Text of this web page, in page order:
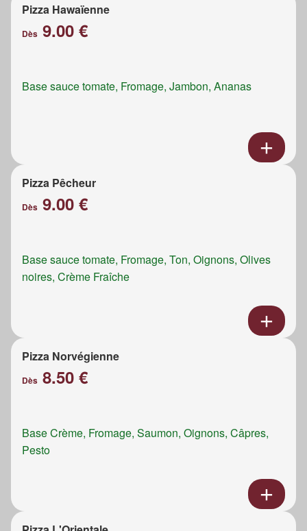
Pizza Hawaïenne
Dès 9.00 €
Base sauce tomate, Fromage, Jambon, Ananas
Pizza Pêcheur
Dès 9.00 €
Base sauce tomate, Fromage, Ton, Oignons, Olives
noires, Crème Fraîche
Pizza Norvégienne
Dès 8.50 €
Base Crème, Fromage, Saumon, Oignons, Câpres,
Pesto